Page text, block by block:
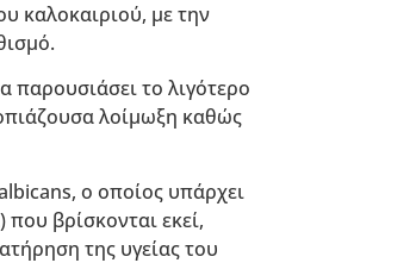
καλοκαιριού, με την
το λιγότερο
λοίμωξη καθώς
ο οποίος υπάρχει
βρίσκονται εκεί,
της υγείας του